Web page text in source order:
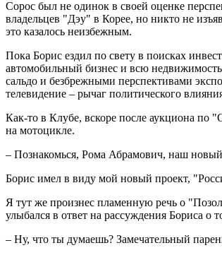
Сорос был не одинок в своей оценке
владельцев "Дэу" в Корее, но никто не
это казалось неизбежным.
Пока Борис ездил по свету в поисках
автомобильный бизнес и всю
сальдо и безбрежными перспективами
телевидение – рычаг политического
Как-то в Клубе, вскоре после аукциона по
на мотоцикле.
– Познакомься, Рома Абрамович, наш новый
Борис имел в виду мой новый проект,
Я тут же произнес пламенную речь о
улыбался в ответ на рассуждения Бориса
– Ну, что ты думаешь? Замечательный